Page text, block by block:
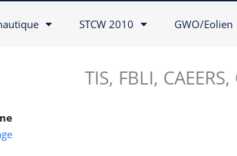
STCW 2010 GWO/Eolien
TIS, FBLI,